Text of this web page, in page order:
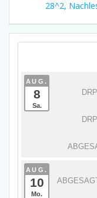
28^2,
AUG.
8
Sa.
AUG.
10
Mo.